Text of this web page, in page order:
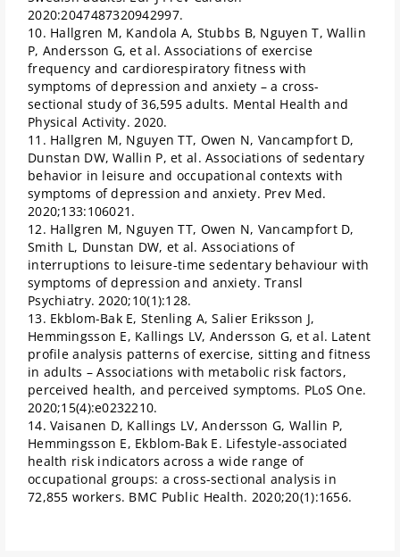
2020:2047487320942997.
10. Hallgren M, Kandola A, Stubbs B, Nguyen T, Wallin
P, Andersson G, et al. Associations of exercise
frequency and cardiorespiratory fitness with
symptoms of depression and anxiety – a cross-
sectional study of 36,595 adults. Mental Health and
Physical Activity. 2020.
11. Hallgren M, Nguyen TT, Owen N, Vancampfort D,
Dunstan DW, Wallin P, et al. Associations of sedentary
behavior in leisure and occupational contexts with
symptoms of depression and anxiety. Prev Med.
2020;133:106021.
12. Hallgren M, Nguyen TT, Owen N, Vancampfort D,
Smith L, Dunstan DW, et al. Associations of
interruptions to leisure-time sedentary behaviour with
symptoms of depression and anxiety. Transl
Psychiatry. 2020;10(1):128.
13. Ekblom-Bak E, Stenling A, Salier Eriksson J,
Hemmingsson E, Kallings LV, Andersson G, et al. Latent
profile analysis patterns of exercise, sitting and fitness
in adults – Associations with metabolic risk factors,
perceived health, and perceived symptoms. PLoS One.
2020;15(4):e0232210.
14. Vaisanen D, Kallings LV, Andersson G, Wallin P,
Hemmingsson E, Ekblom-Bak E. Lifestyle-associated
health risk indicators across a wide range of
occupational groups: a cross-sectional analysis in
72,855 workers. BMC Public Health. 2020;20(1):1656.